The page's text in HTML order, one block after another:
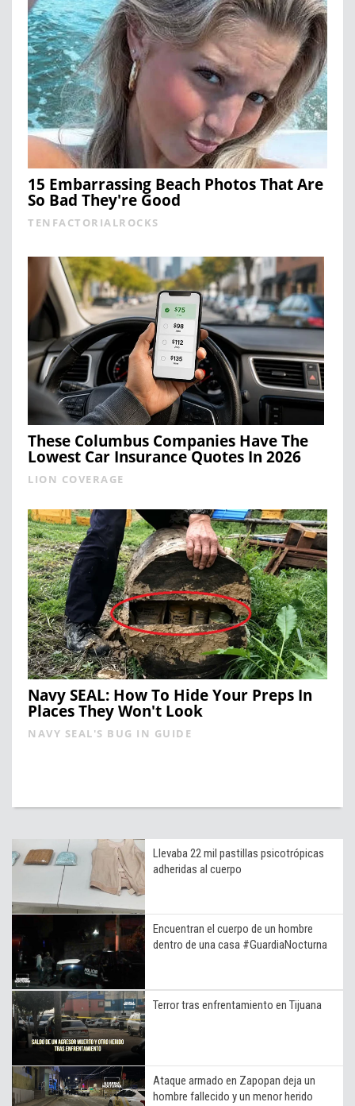
15 Embarrassing Beach Photos That Are
So Bad They're Good
TENFACTORIALROCKS
These Columbus Companies Have The
Lowest Car Insurance Quotes In 2026
LION COVERAGE
Navy SEAL: How To Hide Your Preps In
Places They Won't Look
NAVY SEAL'S BUG IN GUIDE
Llevaba 22 mil pastillas psicotrópicas
adheridas al cuerpo
Encuentran el cuerpo de un hombre
dentro de una casa #GuardiaNocturna
Terror tras enfrentamiento en Tijuana
Ataque armado en Zapopan deja un
hombre fallecido y un menor herido